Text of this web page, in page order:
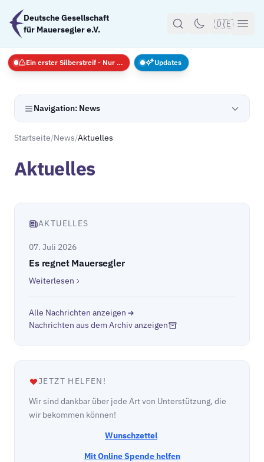
Zum Hauptinhalt springen
Deutsche Gesellschaft
für Mauersegler e.V.
🇩🇪
Navigation: News
Startseite/News/Aktuelles
Aktuelles
AKTUELLES
07. Juli 2026
Es regnet Mauersegler
Weiterlesen
Alle Nachrichten anzeigen
Nachrichten aus dem Archiv anzeigen
JETZT HELFEN!
Wir sind dankbar über jede Art von Unterstützung, die
wir bekommen können!
Wunschzettel
Mit Online Spende helfen
Ein erster Silberstreif - Nur Notfälle Updates